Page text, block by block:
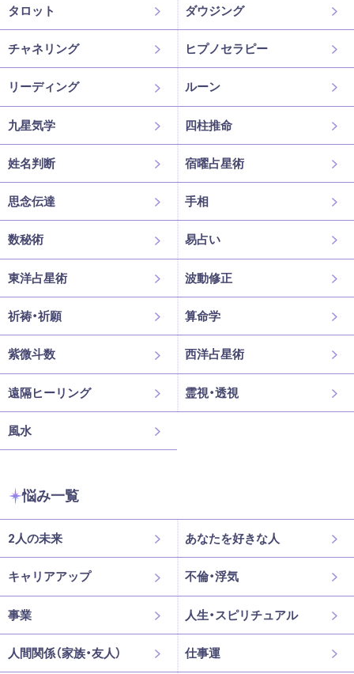
タロット ダウジング
チャネリング ヒプノセラピー
リーディング ルーン
九星気学 四柱推命
姓名判断 宿曜占星術
思念伝達 手相
数秘術 易占い
東洋占星術 波動修正
祈祷・祈願 算命学
紫微斗数 西洋占星術
遠隔ヒーリング 霊視・透視
風水
悩み一覧
2人の未来 あなたを好きな人
キャリアアップ 不倫・浮気
事業 人生・スピリチュアル
人間関係（家族・友人） 仕事運